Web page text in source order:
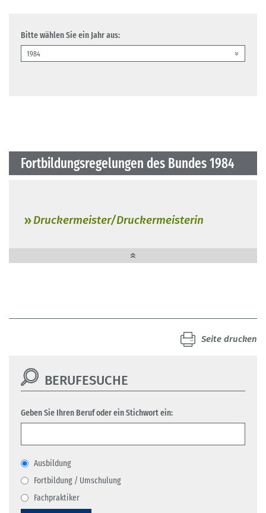
Bitte wählen Sie ein Jahr aus:
Fortbildungsregelungen des Bundes 1984
Druckermeister/Druckermeisterin
Seite drucken
BERUFESUCHE
Geben Sie Ihren Beruf oder ein Stichwort ein:
Ausbildung
Fortbildung / Umschulung
Fachpraktiker